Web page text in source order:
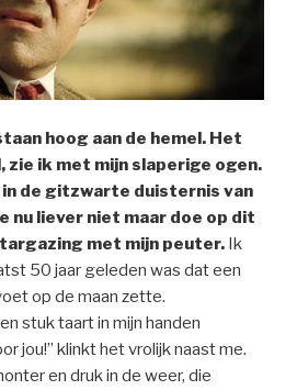
hoog aan de hemel. Het
zie ik met mijn slaperige ogen.
de gitzwarte duisternis van
nu liever niet maar doe op dit
met mijn peuter. Ik
50 jaar geleden was dat een
op de maan zette.
stuk taart in mijn handen
jou!” klinkt het vrolijk naast me.
en druk in de weer, die